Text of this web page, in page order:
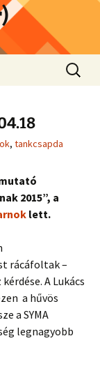
Search
for:
, tankcsapda
2015”, a
lett.
rácáfoltak –
A Lukács
a hűvös
a SYMA
legnagyobb